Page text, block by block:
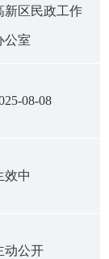
新区民政工作
公室
08-08
效中
动公开